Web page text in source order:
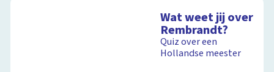
Wat weet jij over
Rembrandt?
Quiz over een
Hollandse meester